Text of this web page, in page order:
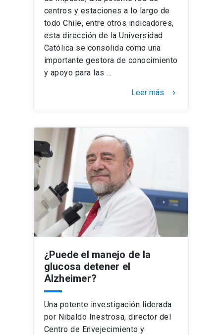
centros y estaciones a lo largo de
todo Chile, entre otros indicadores,
esta dirección de la Universidad
Católica se consolida como una
importante gestora de conocimiento
y apoyo para las …
Leer más keyboard_arrow_right
¿Puede el manejo de la
glucosa detener el
Alzheimer?
Una potente investigación liderada
por Nibaldo Inestrosa, director del
Centro de Envejecimiento y